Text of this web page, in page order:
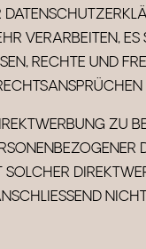
VERARBEITEN,
RECHTE UND
ZU